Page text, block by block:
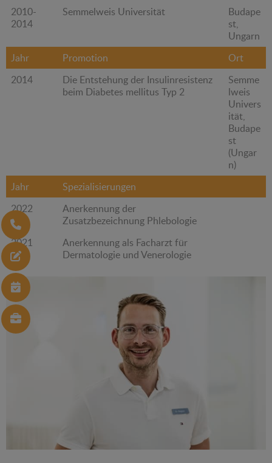
2010-
2014
Semmelweis Universität
Budape
st,
Ungarn
Jahr
Promotion
Ort
2014
Die Entstehung der Insulinresistenz
beim Diabetes mellitus Typ 2
Semme
lweis
Univers
ität,
Budape
st
(Ungar
n)
Jahr
Spezialisierungen
2022
Anerkennung der
Zusatzbezeichnung Phlebologie
2021
Anerkennung als Facharzt für
Dermatologie und Venerologie